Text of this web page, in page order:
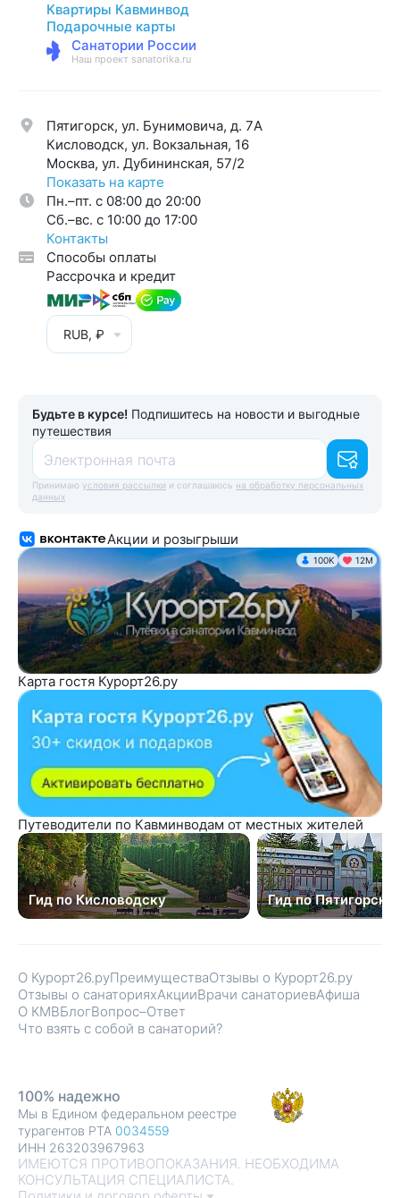
Квартиры Кавминвод
Подарочные карты
Санатории России
Наш проект sanatorika.ru
Пятигорск, ул. Бунимовича, д. 7A
Кисловодск, ул. Вокзальная, 16
Москва, ул. Дубининская, 57/2
Показать на карте
Пн.–пт. с 08:00 до 20:00
Cб.–вс. с 10:00 до 17:00
Контакты
Способы оплаты
Рассрочка и кредит
RUB, ₽
Будьте в курсе! Подпишитесь на новости и выгодные
путешествия
Электронная почта
Принимаю условия рассылки и соглашаюсь на обработку персональных
данных
Акции и розыгрыши
100K 12М
Карта гостя Курорт26.ру
Путеводители по Кавминводам от местных жителей
Гид по Кисловодску Гид по Пятигорску
О Курорт26.руПреимуществаОтзывы о Курорт26.ру
Отзывы о санаторияхАкцииВрачи санаториевАфиша
О КМВБлогВопрос–Ответ
Что взять с собой в санаторий?
ИМЕЮТСЯ ПРОТИВОПОКАЗАНИЯ. НЕОБХОДИМА
КОНСУЛЬТАЦИЯ СПЕЦИАЛИСТА.
100% надежно
Мы в Едином федеральном реестре
турагентов РТА 0034559
ИНН 263203967963